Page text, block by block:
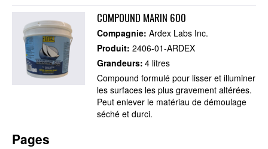
COMPOUND MARIN 600
Compagnie:Ardex Labs Inc.
Produit:2406-01-ARDEX
Grandeurs: 4 litres
Compound formulé pour lisser et illuminer
les surfaces les plus gravement altérées.
Peut enlever le matériau de démoulage
séché et durci.
Pages